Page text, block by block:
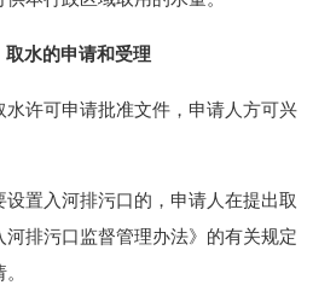
水的申请和受理
可申请批准文件，申请人方可兴
入河排污口的，申请人在提出取
排污口监督管理办法》的有关规定